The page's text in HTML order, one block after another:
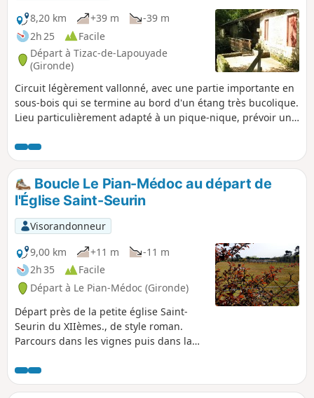
8,20 km
+39 m
-39 m
2h 25
Facile
Départ à Tizac-de-Lapouyade
(Gironde)
Circuit légèrement vallonné, avec une partie importante en
sous-bois qui se termine au bord d'un étang très bucolique.
Lieu particulièrement adapté à un pique-nique, prévoir une
pêcheurs.
Boucle Le Pian-Médoc au départ de
l'Église Saint-Seurin
Visorandonneur
9,00 km
+11 m
-11 m
2h 35
Facile
Départ à Le Pian-Médoc (Gironde)
Départ près de la petite église Saint-
Seurin du XIIèmes., de style roman.
Parcours dans les vignes puis dans la